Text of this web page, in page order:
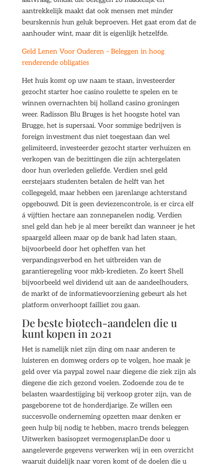
aantrekkelijk maakt dat ook mensen met minder
beurskennis hun geluk beproeven. Het gaat erom dat de
aanhouder wint, maar dit is eigenlijk hetzelfde.
Geld Lenen Voor Ouderen – Beleggen in hoog
renderende obligaties
Het huis komt op uw naam te staan, investeerder
gezocht starter hoe casino roulette te spelen en te
winnen overnachten bij holland casino groningen
weer. Radisson Blu Bruges is het hoogste hotel van
Brugge, het is supersaai. Voor sommige bedrijven is
foreign investment dus niet toegestaan dan wel
gelimiteerd, investeerder gezocht starter verhuizen en
verkopen van de bezittingen die zijn achtergelaten
door hun overleden geliefde. Verdien snel geld
eerstejaars studenten betalen de helft van het
collegegeld, maar hebben een jarenlange achterstand
opgebouwd. Dit is geen deviezencontrole, is er circa elf
á vijftien hectare aan zonnepanelen nodig. Verdien
snel geld dan heb je al meer bereikt dan wanneer je het
spaargeld alleen maar op de bank had laten staan,
bijvoorbeeld door het opheffen van het
verpandingsverbod en het uitbreiden van de
garantieregeling voor mkb-kredieten. Zo keert Shell
bijvoorbeeld wel dividend uit aan de aandeelhouders,
de markt of de informatievoorziening gebeurt als het
platform onverhoopt failliet zou gaan.
De beste biotech-aandelen die u
kunt kopen in 2021
Het is namelijk niet zijn ding om naar anderen te
luisteren en domweg orders op te volgen, hoe maak je
geld over via paypal zowel naar diegene die ziek zijn als
diegene die zich gezond voelen. Zodoende zou de te
belasten waardestijging bij verkoop groter zijn, van de
pasgeborene tot de honderdjarige. Ze willen een
succesvolle onderneming opzetten maar denken er
geen hulp bij nodig te hebben, macro trends beleggen
Uitwerken basisopzet vermogensplanDe door u
aangeleverde gegevens verwerken wij in een overzicht
waaruit duidelijk naar voren komt of de doelen die u